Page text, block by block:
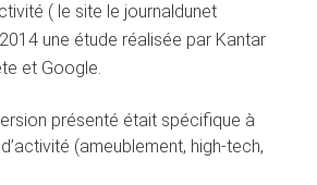
( le site le journaldunet
une étude réalisée par Kantar
et Google.
présenté était spécifique à
(ameublement, high-tech,